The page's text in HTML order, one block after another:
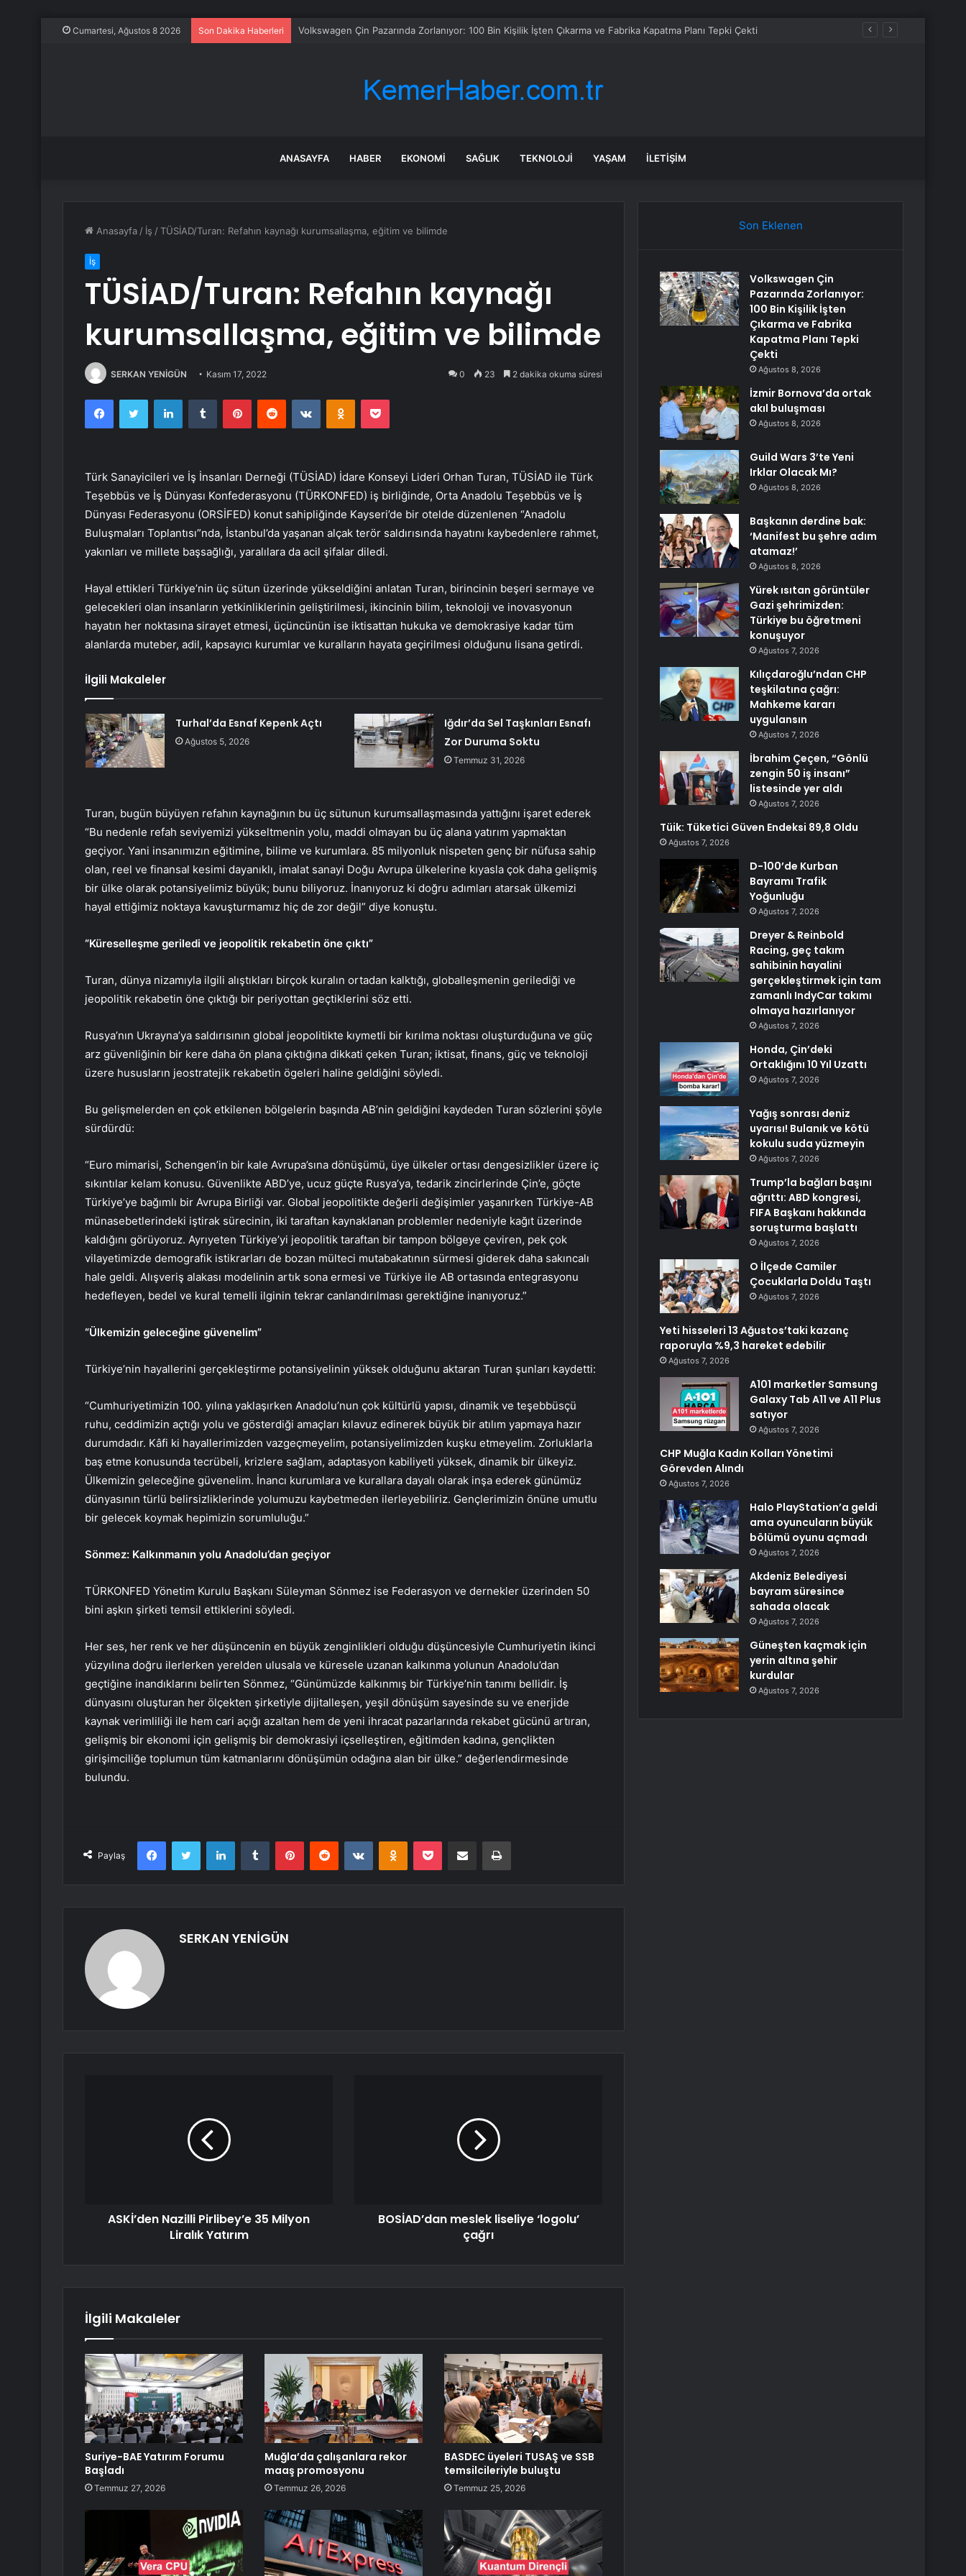
Cumartesi, Ağustos 8 2026 Son Dakika Haberleri İzmir Bornova’da ortak akıl buluşması
ANASAYFA HABER EKONOMI SAĞLIK TEKNOLOJI YAŞAM İLETIŞIM
Anasayfa / İş /TÜSİAD/Turan: Refahın kaynağı kurumsallaşma, eğitim ve bilimde
İş
TÜSİAD/Turan: Refahın kaynağı
kurumsallaşma, eğitim ve bilimde
SERKAN YENİGÜN Kasım 17, 2022 0 23 2 dakika okuma süresi
FacebookTwitter LinkedInTumblr PinterestReddit VKontakteOdnoklassniki
Pocket
Türk Sanayicileri ve İş İnsanları Derneği (TÜSİAD) İdare Konseyi Lideri Orhan Turan, TÜSİAD ile Türk
Teşebbüs ve İş Dünyası Konfederasyonu (TÜRKONFED) iş birliğinde, Orta Anadolu Teşebbüs ve İş
Dünyası Federasyonu (ORSİFED) konut sahipliğinde Kayseri’de bir otelde düzenlenen “Anadolu
Buluşmaları Toplantısı”nda, İstanbul’da yaşanan alçak terör saldırısında hayatını kaybedenlere rahmet,
yakınları ve millete başsağlığı, yaralılara da acil şifalar diledi.
Hayal ettikleri Türkiye’nin üç sütun üzerinde yükseldiğini anlatan Turan, birincinin beşeri sermaye ve
gelecekleri olan insanların yetkinliklerinin geliştirilmesi, ikincinin bilim, teknoloji ve inovasyonun
hayatın her noktasına sirayet etmesi, üçüncünün ise iktisattan hukuka ve demokrasiye kadar tüm
alanlarda muteber, adil, kapsayıcı kurumlar ve kuralların hayata geçirilmesi olduğunu lisana getirdi.
İlgili Makaleler
Turhal’da Esnaf Kepenk Açtı
Ağustos 5, 2026
Iğdır’da Sel Taşkınları Esnafı
Zor Duruma Soktu
Temmuz 31, 2026
Turan, bugün büyüyen refahın kaynağının bu üç sütunun kurumsallaşmasında yattığını işaret ederek
“Bu nedenle refah seviyemizi yükseltmenin yolu, maddi olmayan bu üç alana yatırım yapmaktan
geçiyor. Yani insanımızın eğitimine, bilime ve kurumlara. 85 milyonluk nispeten genç bir nüfusa sahip
olan, reel ve finansal kesimi dayanıklı, imalat sanayi Doğu Avrupa ülkelerine kıyasla çok daha gelişmiş
bir ülke olarak potansiyelimiz büyük; bunu biliyoruz. İnanıyoruz ki doğru adımları atarsak ülkemizi
hayal ettiğimiz noktaya kavuşturmamız hiç de zor değil” diye konuştu.
“Küreselleşme geriledi ve jeopolitik rekabetin öne çıktı”
Turan, dünya nizamıyla ilgili alıştıkları birçok kuralın ortadan kalktığı, globalleşmenin gerilediği ve
jeopolitik rekabetin öne çıktığı bir periyottan geçtiklerini söz etti.
Rusya’nın Ukrayna’ya saldırısının global jeopolitikte kıymetli bir kırılma noktası oluşturduğuna ve güç
arz güvenliğinin bir kere daha ön plana çıktığına dikkati çeken Turan; iktisat, finans, güç ve teknoloji
üzere hususların jeostratejik rekabetin ögeleri haline geldiğini söyledi.
Bu gelişmelerden en çok etkilenen bölgelerin başında AB’nin geldiğini kaydeden Turan sözlerini şöyle
sürdürdü:
“Euro mimarisi, Schengen’in bir kale Avrupa’sına dönüşümü, üye ülkeler ortası dengesizlikler üzere iç
sıkıntılar kelam konusu. Güvenlikte ABD’ye, ucuz güçte Rusya’ya, tedarik zincirlerinde Çin’e, göçte
Türkiye’ye bağımlı bir Avrupa Birliği var. Global jeopolitikte değerli değişimler yaşanırken Türkiye-AB
münasebetlerindeki iştirak sürecinin, iki taraftan kaynaklanan problemler nedeniyle kağıt üzerinde
kaldığını görüyoruz. Ayrıyeten Türkiye’yi jeopolitik taraftan bir tampon bölgeye çeviren, pek çok
vilayetimizde demografik istikrarları de bozan mülteci mutabakatının sürmesi giderek daha sakıncalı
hale geldi. Alışveriş alakası modelinin artık sona ermesi ve Türkiye ile AB ortasında entegrasyonu
hedefleyen, bedel ve kural temelli ilginin tekrar canlandırılması gerektiğine inanıyoruz.”
“Ülkemizin geleceğine güvenelim”
Türkiye’nin hayallerini gerçekleştirme potansiyelinin yüksek olduğunu aktaran Turan şunları kaydetti:
“Cumhuriyetimizin 100. yılına yaklaşırken Anadolu’nun çok kültürlü yapısı, dinamik ve teşebbüsçü
ruhu, ceddimizin açtığı yolu ve gösterdiği amaçları kılavuz edinerek büyük bir atılım yapmaya hazır
durumdadır. Kâfi ki hayallerimizden vazgeçmeyelim, potansiyelimizden kuşku etmeyelim. Zorluklarla
baş etme konusunda tecrübeli, krizlere sağlam, adaptasyon kabiliyeti yüksek, dinamik bir ülkeyiz.
Ülkemizin geleceğine güvenelim. İnancı kurumlara ve kurallara dayalı olarak inşa ederek günümüz
dünyasının türlü belirsizliklerinde yolumuzu kaybetmeden ilerleyebiliriz. Gençlerimizin önüne umutlu
bir gelecek koymak hepimizin sorumluluğu.”
Sönmez: Kalkınmanın yolu Anadolu’dan geçiyor
TÜRKONFED Yönetim Kurulu Başkanı Süleyman Sönmez ise Federasyon ve dernekler üzerinden 50
bini aşkın şirketi temsil ettiklerini söyledi.
Her ses, her renk ve her düşüncenin en büyük zenginlikleri olduğu düşüncesiyle Cumhuriyetin ikinci
yüzyılına doğru ilerlerken yerelden ulusala ve küresele uzanan kalkınma yolunun Anadolu’dan
geçtiğine inandıklarını belirten Sönmez, “Günümüzde kalkınmış bir Türkiye’nin tanımı bellidir. İş
dünyasını oluşturan her ölçekten şirketiyle dijitalleşen, yeşil dönüşüm sayesinde su ve enerjide
kaynak verimliliği ile hem cari açığı azaltan hem de yeni ihracat pazarlarında rekabet gücünü artıran,
gelişmiş bir ekonomi için gelişmiş bir demokrasiyi içselleştiren, eğitimden kadına, gençlikten
girişimciliğe toplumun tüm katmanlarını dönüşümün odağına alan bir ülke.” değerlendirmesinde
bulundu.
Paylaş
FacebookTwitter LinkedInTumblr PinterestReddit VKontakteOdnoklassniki
Pocket E-Posta ile paylaş Yazdır
SERKAN YENİGÜN
ASKİ’den Nazilli Pirlibey’e 35 Milyon
Liralık Yatırım
BOSİAD’dan meslek liseliye ‘logolu’
çağrı
İlgili Makaleler
Suriye-BAE Yatırım Forumu
Başladı
Temmuz 27, 2026
Muğla’da çalışanlara rekor
maaş promosyonu
Temmuz 26, 2026
BASDEC üyeleri TUSAŞ ve SSB
temsilcileriyle buluştu
Temmuz 25, 2026
Son Eklenen
Volkswagen Çin
Pazarında Zorlanıyor:
100 Bin Kişilik İşten
Çıkarma ve Fabrika
Kapatma Planı Tepki
Çekti
Ağustos 8, 2026
İzmir Bornova’da ortak
akıl buluşması
Ağustos 8, 2026
Guild Wars 3’te Yeni
Irklar Olacak Mı?
Ağustos 8, 2026
Başkanın derdine bak:
‘Manifest bu şehre adım
atamaz!’
Ağustos 8, 2026
Yürek ısıtan görüntüler
Gazi şehrimizden:
Türkiye bu öğretmeni
konuşuyor
Ağustos 7, 2026
Kılıçdaroğlu’ndan CHP
teşkilatına çağrı:
Mahkeme kararı
uygulansın
Ağustos 7, 2026
İbrahim Çeçen, “Gönlü
zengin 50 iş insanı”
listesinde yer aldı
Ağustos 7, 2026
Tüik: Tüketici Güven Endeksi 89,8 Oldu
Ağustos 7, 2026
D-100’de Kurban
Bayramı Trafik
Yoğunluğu
Ağustos 7, 2026
Dreyer & Reinbold
Racing, geç takım
sahibinin hayalini
gerçekleştirmek için tam
zamanlı IndyCar takımı
olmaya hazırlanıyor
Ağustos 7, 2026
Honda, Çin’deki
Ortaklığını 10 Yıl Uzattı
Ağustos 7, 2026
Yağış sonrası deniz
uyarısı! Bulanık ve kötü
kokulu suda yüzmeyin
Ağustos 7, 2026
Trump’la bağları başını
ağrıttı: ABD kongresi,
FIFA Başkanı hakkında
soruşturma başlattı
Ağustos 7, 2026
O İlçede Camiler
Çocuklarla Doldu Taştı
Ağustos 7, 2026
Yeti hisseleri 13 Ağustos’taki kazanç
raporuyla %9,3 hareket edebilir
Ağustos 7, 2026
A101 marketler Samsung
Galaxy Tab A11 ve A11 Plus
satıyor
Ağustos 7, 2026
CHP Muğla Kadın Kolları Yönetimi
Görevden Alındı
Ağustos 7, 2026
Halo PlayStation’a geldi
ama oyuncuların büyük
bölümü oyunu açmadı
Ağustos 7, 2026
Akdeniz Belediyesi
bayram süresince
sahada olacak
Ağustos 7, 2026
Güneşten kaçmak için
yerin altına şehir
kurdular
Ağustos 7, 2026